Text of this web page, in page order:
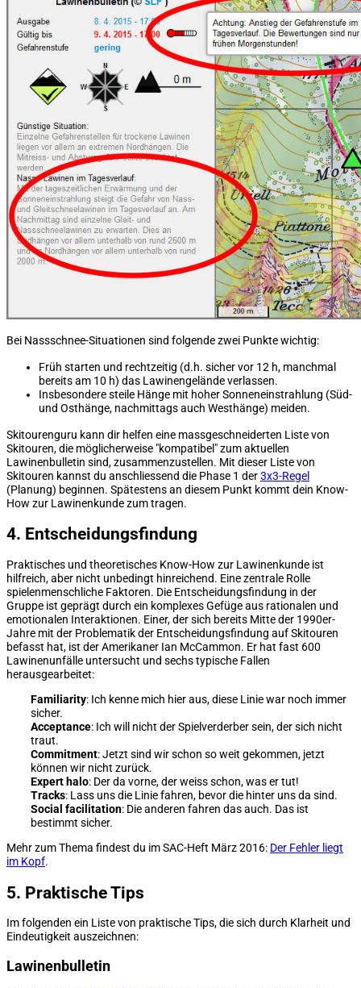
Bei Nassschnee-Situationen sind folgende zwei Punkte wichtig:
Früh starten und rechtzeitig (d.h. sicher vor 12 h, manchmal
bereits am 10 h) das Lawinengelände verlassen.
Insbesondere steile Hänge mit hoher Sonneneinstrahlung (Süd-
und Osthänge, nachmittags auch Westhänge) meiden.
Skitourenguru kann dir helfen eine massgeschneiderten Liste von
Skitouren, die möglicherweise "kompatibel" zum aktuellen
Lawinenbulletin sind, zusammenzustellen. Mit dieser Liste von
Skitouren kannst du anschliessend die Phase 1 der3x3-Regel
(Planung) beginnen. Spätestens an diesem Punkt kommt dein Know-
How zur Lawinenkunde zum tragen.
4. Entscheidungsfindung
Praktisches und theoretisches Know-How zur Lawinenkunde ist
hilfreich, aber nicht unbedingt hinreichend. Eine zentrale Rolle
spielenmenschliche Faktoren. Die Entscheidungsfindung in der
Gruppe ist geprägt durch ein komplexes Gefüge aus rationalen und
emotionalen Interaktionen. Einer, der sich bereits Mitte der 1990er-
Jahre mit der Problematik der Entscheidungsfindung auf Skitouren
befasst hat, ist der Amerikaner Ian McCammon. Er hat fast 600
Lawinenunfälle untersucht und sechs typische Fallen
herausgearbeitet:
Familiarity: Ich kenne mich hier aus, diese Linie war noch immer
sicher.
Acceptance: Ich will nicht der Spielverderber sein, der sich nicht
traut.
Commitment: Jetzt sind wir schon so weit gekommen, jetzt
können wir nicht zurück.
Expert halo: Der da vorne, der weiss schon, was er tut!
Tracks: Lass uns die Linie fahren, bevor die hinter uns da sind.
Social facilitation: Die anderen fahren das auch. Das ist
bestimmt sicher.
Mehr zum Thema findest du im SAC-Heft März 2016: Der Fehler liegt
im Kopf.
5. Praktische Tips
Im folgenden ein Liste von praktische Tips, die sich durch Klarheit und
Eindeutigkeit auszeichnen:
Lawinenbulletin